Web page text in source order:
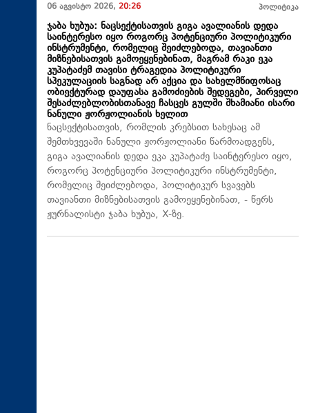
06 აგვისტო 2026, 20:26 პოლიტიკა
ჯაბა ხუბუა: ნაცსექტისათვის გიგა ავალიანის დედა
საინტერესო იყო როგორც პოტენციური პოლიტიკური
ინსტრუმენტი, რომელიც შეიძლებოდა, თავიანთი
მიზნებისათვის გამოეყენებინათ, მაგრამ რაკი ეკა
კუპატაძემ თავისი ტრაგედია პოლიტიკური
სპეკულაციის საგნად არ აქცია და სახელმწიფოსაც
ობიექტურად დაუფასა გამოძიების შედეგები, პირველი
შესაძლებლობისთანავე ჩასცეს გულში შხამიანი ისარი
ნანული ჟორჟოლიანის ხელით
ნაცსექტისათვის, რომლის კრებსით სახესაც ამ
შემთხვევაში ნანული ჟორჟოლიანი წარმოადგენს,
გიგა ავალიანის დედა ეკა კუპატაძე საინტერესო იყო,
როგორც პოტენციური პოლიტიკური ინსტრუმენტი,
რომელიც შეიძლებოდა, პოლიტიკურ სვავებს
თავიანთი მიზნებისათვის გამოეყენებინათ, - წერს
ჟურნალისტი ჯაბა ხუბუა, X-ზე.